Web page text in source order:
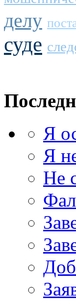
делу
суде
Я
Я
Не